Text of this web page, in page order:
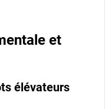
et
élévateurs